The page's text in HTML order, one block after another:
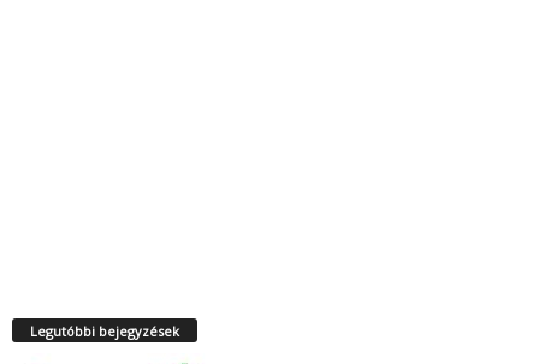
Legutóbbi bejegyzések